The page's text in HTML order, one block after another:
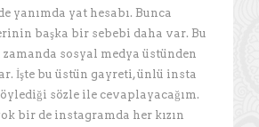
yanımda yat hesabı. Bunca
başka bir sebebi daha var. Bu
zamanda sosyal medya üstünden
İşte bu üstün gayreti, ünlü insta
sözle ile cevaplayacağım.
bir de instagramda her kızın